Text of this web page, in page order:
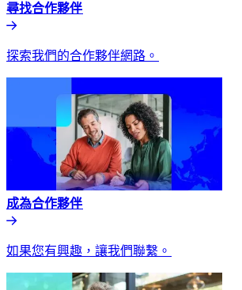
尋找合作夥伴​​
探索我們的合作夥伴網路。​​
成為合作夥伴​​
如果您有興趣，讓我們聯繫。​​